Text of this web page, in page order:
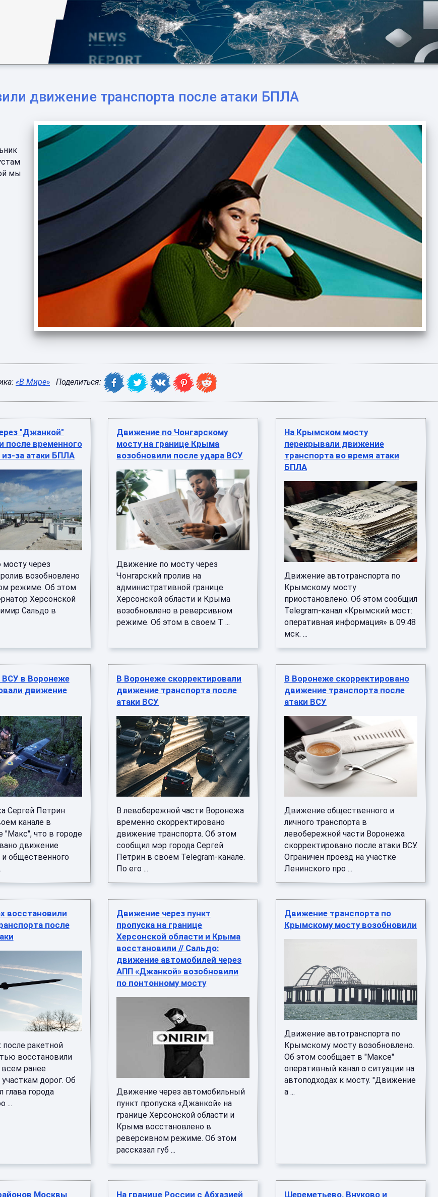
движение транспорта после атаки БПЛА
мы
«В Мире» Поделиться:
"Джанкой"
после временного
за атаки БПЛА
через
возобновлено
режиме. Об этом
Херсонской
Сальдо в
Движение по Чонгарскому
мосту на границе Крыма
возобновили после удара ВСУ
Движение по мосту через
Чонгарский пролив на
административной границе
Херсонской области и Крыма
возобновлено в реверсивном
режиме. Об этом в своем T ...
На Крымском мосту
перекрывали движение
транспорта во время атаки
БПЛА
Движение автотранспорта по
Крымскому мосту
приостановлено. Об этом сообщил
Telegram-канал «Крымский мост:
оперативная информация» в 09:48
мск. ...
ВСУ в Воронеже
движение
Сергей Петрин
канале в
что в городе
движение
общественного
В Воронеже скорректировали
движение транспорта после
атаки ВСУ
В левобережной части Воронежа
временно скорректировано
движение транспорта. Об этом
сообщил мэр города Сергей
Петрин в своем Telegram-канале.
По его ...
В Воронеже скорректировано
движение транспорта после
атаки ВСУ
Движение общественного и
личного транспорта в
левобережной части Воронежа
скорректировано после атаки ВСУ.
Ограничен проезд на участке
Ленинского про ...
восстановили
после
после ракетной
восстановили
ранее
дорог. Об
города
...
Движение через пункт
пропуска на границе
Херсонской области и Крыма
восстановили // Сальдо:
движение автомобилей через
АПП «Джанкой» возобновили
по понтонному мосту
Движение через автомобильный
пункт пропуска «Джанкой» на
границе Херсонской области и
Крыма восстановлено в
реверсивном режиме. Об этом
рассказал губ ...
Движение транспорта по
Крымскому мосту возобновили
Движение автотранспорта по
Крымскому мосту возобновлено.
Об этом сообщает в "Максе"
оперативный канал о ситуации на
автоподходах к мосту. "Движение
а ...
Москвы
На границе России с Абхазией
Шереметьево, Внуково и